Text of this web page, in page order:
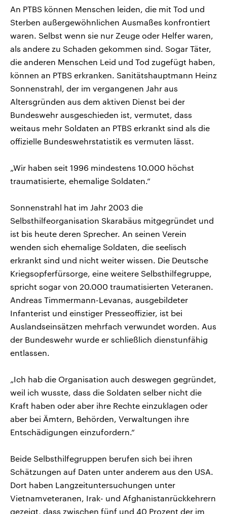
An PTBS können Menschen leiden, die mit Tod und
Sterben außergewöhnlichen Ausmaßes konfrontiert
waren. Selbst wenn sie nur Zeuge oder Helfer waren,
als andere zu Schaden gekommen sind. Sogar Täter,
die anderen Menschen Leid und Tod zugefügt haben,
können an PTBS erkranken. Sanitätshauptmann Heinz
Sonnenstrahl, der im vergangenen Jahr aus
Altersgründen aus dem aktiven Dienst bei der
Bundeswehr ausgeschieden ist, vermutet, dass
weitaus mehr Soldaten an PTBS erkrankt sind als die
offizielle Bundeswehrstatistik es vermuten lässt.
„Wir haben seit 1996 mindestens 10.000 höchst
traumatisierte, ehemalige Soldaten.“
Sonnenstrahl hat im Jahr 2003 die
Selbsthilfeorganisation Skarabäus mitgegründet und
ist bis heute deren Sprecher. An seinen Verein
wenden sich ehemalige Soldaten, die seelisch
erkrankt sind und nicht weiter wissen. Die Deutsche
Kriegsopferfürsorge, eine weitere Selbsthilfegruppe,
spricht sogar von 20.000 traumatisierten Veteranen.
Andreas Timmermann-Levanas, ausgebildeter
Infanterist und einstiger Presseoffizier, ist bei
Auslandseinsätzen mehrfach verwundet worden. Aus
der Bundeswehr wurde er schließlich dienstunfähig
entlassen.
„Ich hab die Organisation auch deswegen gegründet,
weil ich wusste, dass die Soldaten selber nicht die
Kraft haben oder aber ihre Rechte einzuklagen oder
aber bei Ämtern, Behörden, Verwaltungen ihre
Entschädigungen einzufordern.“
Beide Selbsthilfegruppen berufen sich bei ihren
Schätzungen auf Daten unter anderem aus den USA.
Dort haben Langzeituntersuchungen unter
Vietnamveteranen, Irak- und Afghanistanrückkehrern
gezeigt, dass zwischen fünf und 40 Prozent der im